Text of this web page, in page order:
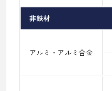
非鉄材
アルミ・アルミ合金